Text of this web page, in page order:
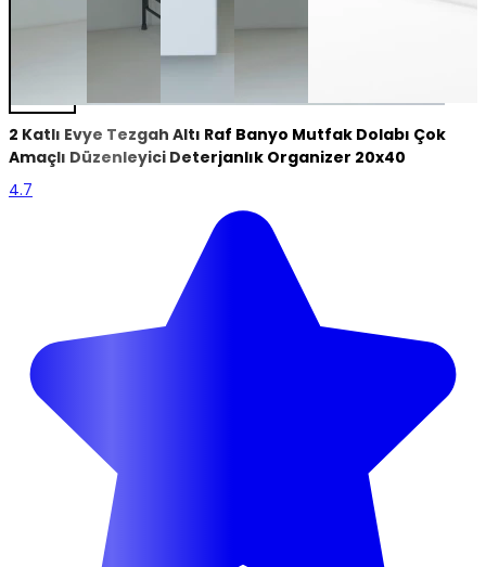
2 Katlı Evye Tezgah Altı Raf Banyo Mutfak Dolabı Çok
Amaçlı Düzenleyici Deterjanlık Organizer 20x40
4.7